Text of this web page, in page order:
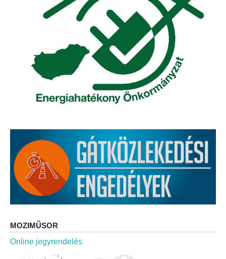
ÖNKORMÁNYZAT
Képviselő-testület
Képviselő-testületi ülések
Bizottságok
Bizottsági ülések
A helyi választási bizottság
A helyi választási bizottság határozatai
Roma Nemzetiségi Önkormányzat
Roma Nemzetiségi Önkormányzat ülések
Rendeletek
MOZIMŰSOR
Online jegyrendelés